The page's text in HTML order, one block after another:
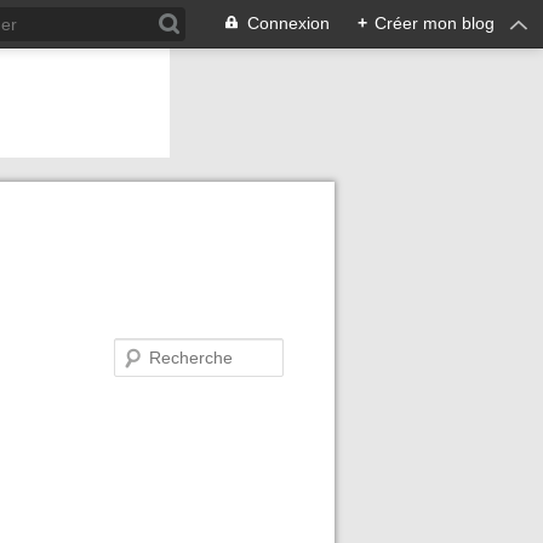
Connexion + Créer mon blog